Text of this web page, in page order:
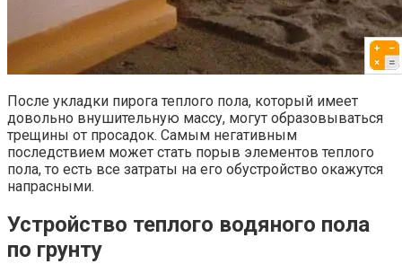
После укладки пирога теплого пола, который имеет
довольно внушительную массу, могут образовываться
трещины от просадок. Самым негативным
последствием может стать порыв элементов теплого
пола, то есть все затраты на его обустройство окажутся
напрасными.
Устройство теплого водяного пола
по грунту